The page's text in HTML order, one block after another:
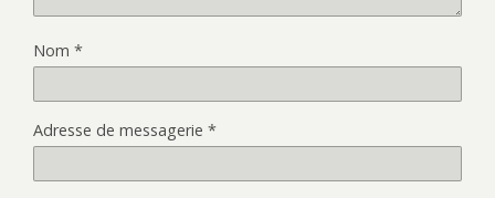
Nom *
Adresse de messagerie *